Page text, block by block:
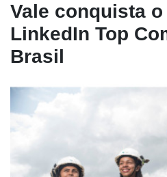
Vale conquista o
LinkedIn Top
Brasil